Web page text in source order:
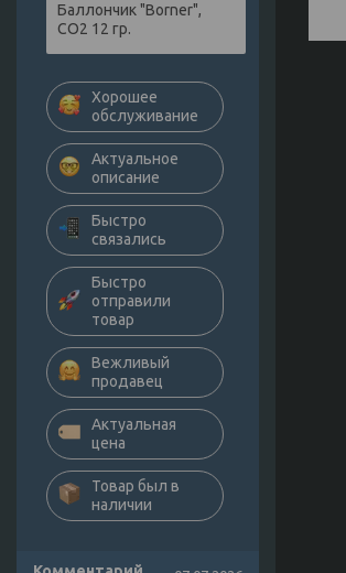
Баллончик "Borner",
СО2 12 гр.
Хорошее
обслуживание
Актуальное
описание
Быстро
связались
Быстро
отправили
товар
Вежливый
продавец
Актуальная
цена
Товар был в
наличии